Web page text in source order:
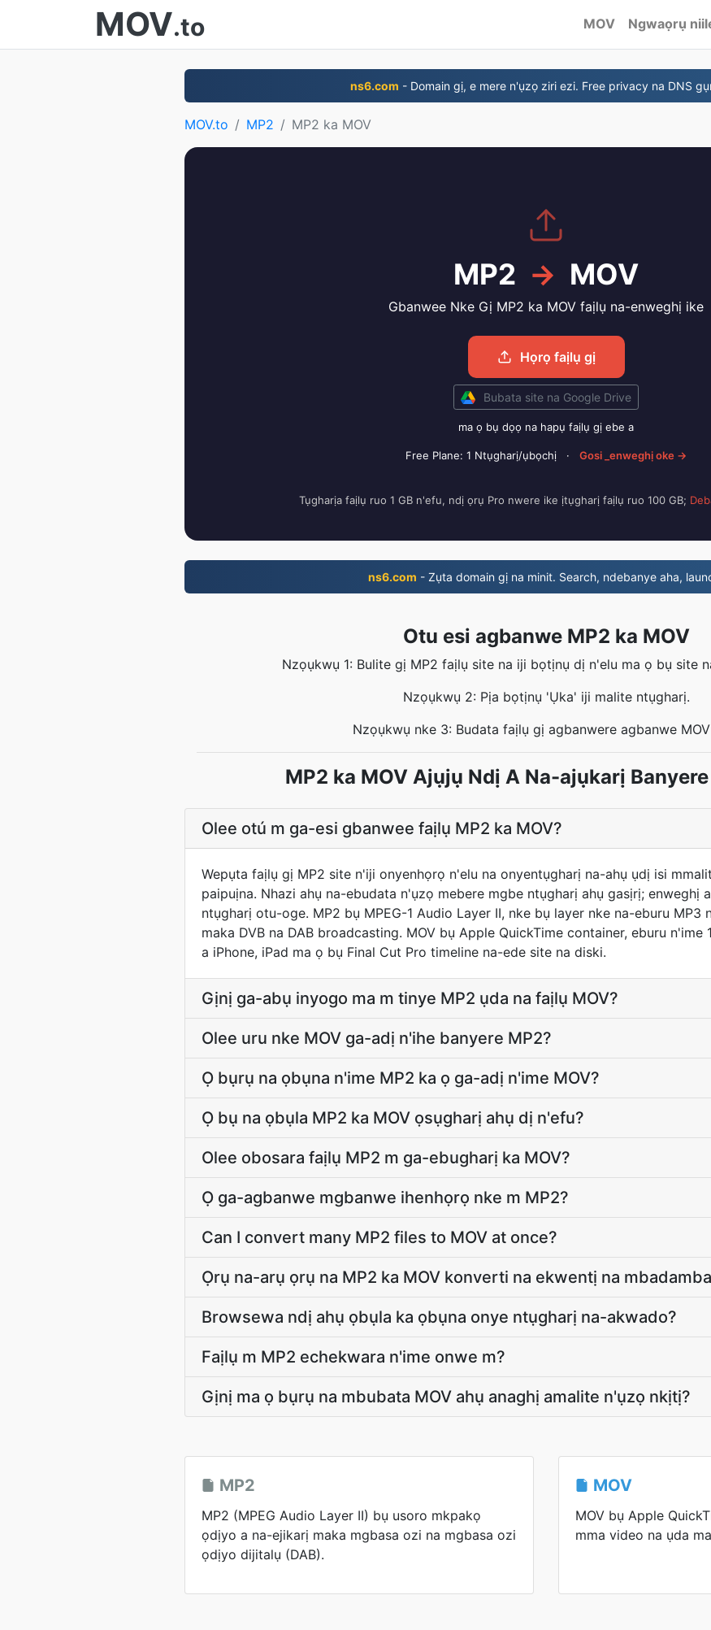
MOV.to MOV Ngwaọrụ
ns6.com - Domain gị, e mere n'ụzọ ziri ezi. Free privacy na DNS
MOV.to MP2 MP2 ka MOV
MP2 → MOV
Gbanwee Nke Gị MP2 ka MOV faịlụ na-enweghị ike
Họrọ faịlụ gị
Bubata site na Google Drive
ma ọ bụ dọọ na hapụ faịlụ gị ebe a
Free Plane: 1 Ntụgharị/ụbọchị · Gosi _enweghị oke →
Tụgharịa faịlụ ruo 1 GB n'efu, ndị ọrụ Pro nwere ike ịtụgharị faịlụ ruo 100 GB;
ns6.com - Zụta domain gị na minit. Search, ndebanye aha,
Otu esi agbanwe MP2 ka MOV
Nzọụkwụ 1: Bulite gị MP2 faịlụ site na iji bọtịnụ dị n'elu ma ọ bụ site
Nzọụkwụ 2: Pịa bọtịnụ 'Ụka' iji malite ntụgharị.
Nzọụkwụ nke 3: Budata faịlụ gị agbanwere agbanwe
MP2 ka MOV Ajụjụ Ndị A Na-ajụkarị
Olee otú m ga-esi gbanwee faịlụ MP2 ka MOV?
Wepụta faịlụ gị MP2 site n'iji onyenhọrọ n'elu na onyentụgharị na-ahụ ụdị isi
paipuịna. Nhazi ahụ na-ebudata n'ụzọ mebere mgbe ntụgharị ahụ gasịrị; enweghị
ntụgharị otu-oge. MP2 bụ MPEG-1 Audio Layer II, nke bụ layer nke na-eburu MP3
maka DVB na DAB broadcasting. MOV bụ Apple QuickTime container, eburu
a iPhone, iPad ma ọ bụ Final Cut Pro timeline na-ede site na diski.
Gịnị ga-abụ inyogo ma m tinye MP2 ụda na faịlụ MOV?
Olee uru nke MOV ga-adị n'ihe banyere MP2?
Ọ bụrụ na ọbụna n'ime MP2 ka ọ ga-adị n'ime MOV?
Ọ bụ na ọbụla MP2 ka MOV ọsụgharị ahụ dị n'efu?
Olee obosara faịlụ MP2 m ga-ebugharị ka MOV?
Ọ ga-agbanwe mgbanwe ihenhọrọ nke m MP2?
Can I convert many MP2 files to MOV at once?
Ọrụ na-arụ ọrụ na MP2 ka MOV konverti na ekwentị na
Browsewa ndị ahụ ọbụla ka ọbụna onye ntụgharị na-akwado?
Faịlụ m MP2 echekwara n'ime onwe m?
Gịnị ma ọ bụrụ na mbubata MOV ahụ anaghị amalite n'ụzọ nkịtị?
MP2
MP2 (MPEG Audio Layer II) bụ usoro mkpakọ
ọdịyo a na-ejikarị maka mgbasa ozi na mgbasa ozi
ọdịyo dijitalụ (DAB).
MOV
MOV bụ Apple
mma video na ụda